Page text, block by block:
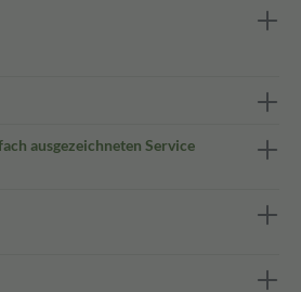
ausgezeichneten Service